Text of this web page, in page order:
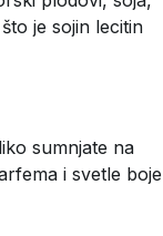
je sojin lecitin
sumnjate na
i svetle boje